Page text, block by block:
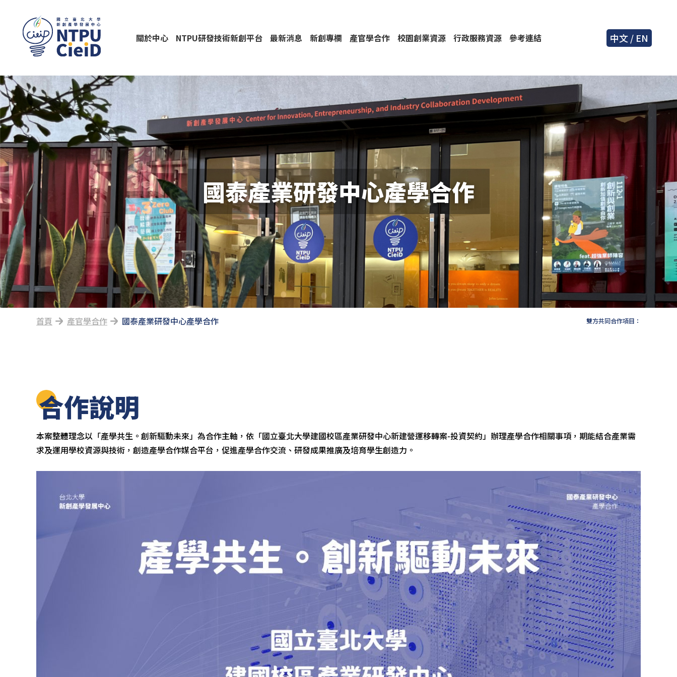
關於中心 NTPU研發技術新創平台 最新消息 新創專欄 產官學合作 校園創業資源 行政服務資源 參考連結 中文/ EN
國泰產業研發中心產學合作
首頁 產官學合作 國泰產業研發中心產學合作 雙方共同合作項目：
合作說明
本案整體理念以「產學共生。創新驅動未來」為合作主軸，依「國立臺北大學建國校區產業研發中心新建營運移轉案-投資契約」辦理產學合作相關事項，期能結合產業需
求及運用學校資源與技術，創造產學合作媒合平台，促進產學合作交流、研發成果推廣及培育學生創造力。